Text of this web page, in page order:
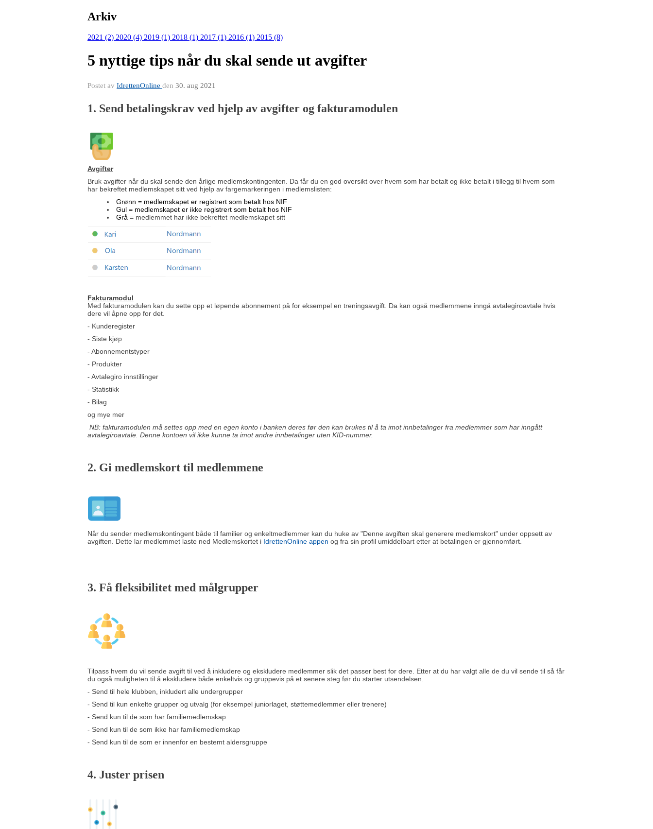
Arkiv
2021 (2) 2020 (4) 2019 (1) 2018 (1) 2017 (1) 2016 (1) 2015 (8)
5 nyttige tips når du skal sende ut avgifter
Postet av IdrettenOnline den 30. aug 2021
1. Send betalingskrav ved hjelp av avgifter og fakturamodulen
Avgifter
Bruk avgifter når du skal sende den årlige medlemskontingenten. Da får du en god oversikt over hvem som har betalt og ikke betalt i tillegg til hvem som
har bekreftet medlemskapet sitt ved hjelp av fargemarkeringen i medlemslisten:
Grønn = medlemskapet er registrert som betalt hos NIF
Gul = medlemskapet er ikke registrert som betalt hos NIF
Grå = medlemmet har ikke bekreftet medlemskapet sitt
Fakturamodul
Med fakturamodulen kan du sette opp et løpende abonnement på for eksempel en treningsavgift. Da kan også medlemmene inngå avtalegiroavtale hvis
dere vil åpne opp for det.
- Kunderegister
- Siste kjøp
- Abonnementstyper
- Produkter
- Avtalegiro innstillinger
- Statistikk
- Bilag
og mye mer
NB: fakturamodulen må settes opp med en egen konto i banken deres før den kan brukes til å ta imot innbetalinger fra medlemmer som har inngått
avtalegiroavtale. Denne kontoen vil ikke kunne ta imot andre innbetalinger uten KID-nummer.
2. Gi medlemskort til medlemmene
Når du sender medlemskontingent både til familier og enkeltmedlemmer kan du huke av "Denne avgiften skal generere medlemskort" under oppsett av
avgiften. Dette lar medlemmet laste ned Medlemskortet i IdrettenOnline appen og fra sin profil umiddelbart etter at betalingen er gjennomført.
3. Få fleksibilitet med målgrupper
Tilpass hvem du vil sende avgift til ved å inkludere og ekskludere medlemmer slik det passer best for dere. Etter at du har valgt alle de du vil sende til så får
du også muligheten til å ekskludere både enkeltvis og gruppevis på et senere steg før du starter utsendelsen.
- Send til hele klubben, inkludert alle undergrupper
- Send til kun enkelte grupper og utvalg (for eksempel juniorlaget, støttemedlemmer eller trenere)
- Send kun til de som har familiemedlemskap
- Send kun til de som ikke har familiemedlemskap
- Send kun til de som er innenfor en bestemt aldersgruppe
4. Juster prisen